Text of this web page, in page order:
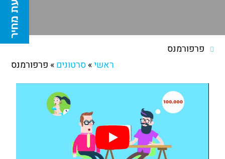
פרפורמנס
ראשי»סרטונים» פרפורמנס